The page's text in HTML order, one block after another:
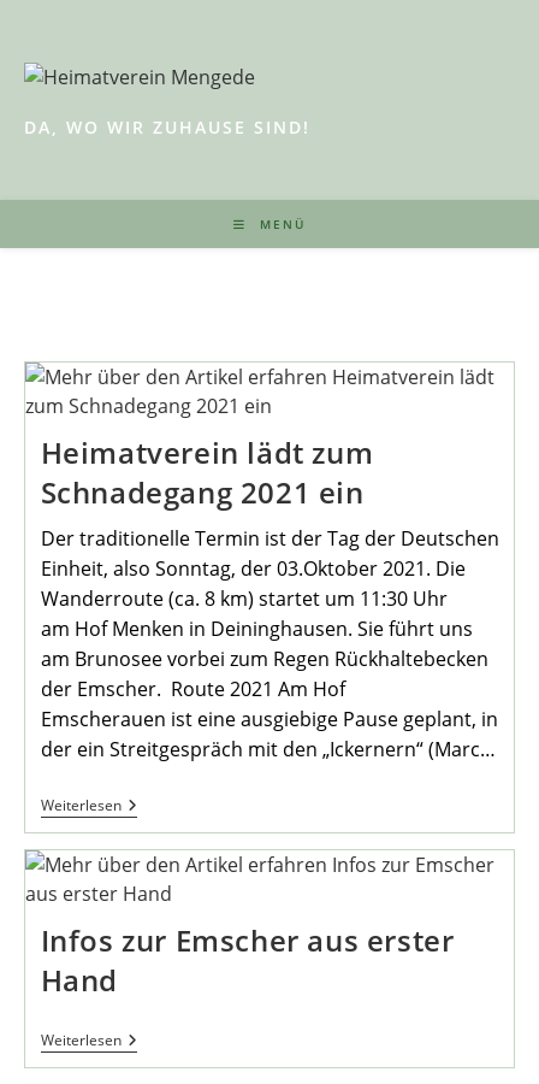
springen
DA, WO WIR ZUHAUSE SIND!
MENÜ
Heimatverein lädt zum
Schnadegang 2021 ein
Der traditionelle Termin ist der Tag der Deutschen
Einheit, also Sonntag, der 03.Oktober 2021. Die
Wanderroute (ca. 8 km) startet um 11:30 Uhr
am Hof Menken in Deininghausen. Sie führt uns
am Brunosee vorbei zum Regen Rückhaltebecken
der Emscher. Route 2021 Am Hof
Emscherauen ist eine ausgiebige Pause geplant, in
der ein Streitgespräch mit den „Ickernern“ (Marc…
WeiterlesenHeimatverein
Lädt
Schnadegang
2021
Ein
Infos zur Emscher aus erster
Hand
WeiterlesenInfos
Zur